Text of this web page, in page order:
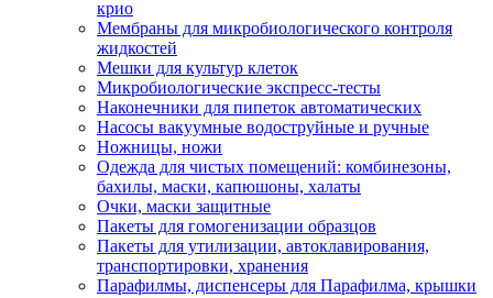
крио
Мембраны для микробиологического контроля
жидкостей
Мешки для культур клеток
Микробиологические экспресс-тесты
Наконечники для пипеток автоматических
Насосы вакуумные водоструйные и ручные
Ножницы, ножи
Одежда для чистых помещений: комбинезоны,
бахилы, маски, капюшоны, халаты
Очки, маски защитные
Пакеты для гомогенизации образцов
Пакеты для утилизации, автоклавирования,
транспортировки, хранения
Парафилмы, диспенсеры для Парафилма, крышки